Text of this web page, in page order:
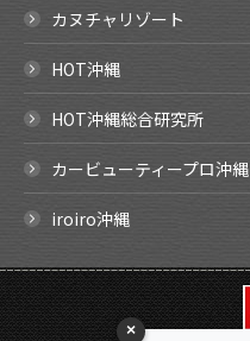
カヌチャリゾート
HOT沖縄
HOT沖縄総合研究所
カービューティープロ沖縄
iroiro沖縄
×